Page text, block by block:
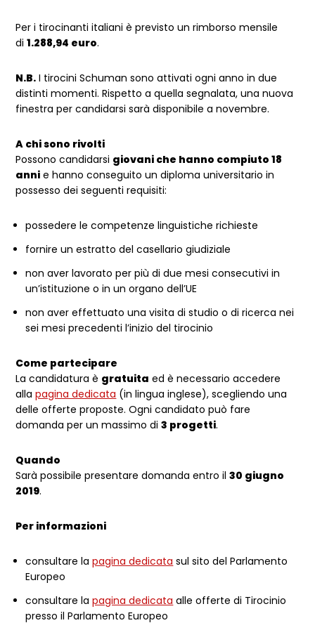
Per i tirocinanti italiani è previsto un rimborso mensile
di1.288,94 euro.
N.B. I tirocini Schuman sono attivati ogni anno in due
distinti momenti. Rispetto a quella segnalata, una nuova
finestra per candidarsi sarà disponibile a novembre.
A chi sono rivolti
Possono candidarsi giovani che hanno compiuto 18
anni e hanno conseguito un diploma universitario in
possesso dei seguenti requisiti:
possedere le competenze linguistiche richieste
fornire un estratto del casellario giudiziale
non aver lavorato per più di due mesi consecutivi in
un’istituzione o in un organo dell’UE
non aver effettuato una visita di studio o di ricerca nei
sei mesi precedenti l’inizio del tirocinio
Come partecipare
La candidatura è gratuita ed è necessario accedere
allapagina dedicata (in lingua inglese), scegliendo una
delle offerte proposte. Ogni candidato può fare
domanda per un massimo di3 progetti.
Quando
Sarà possibile presentare domanda entro il30 giugno
2019.
Per informazioni
consultare lapagina dedicata sul sito del Parlamento
Europeo
consultare lapagina dedicata alle offerte di Tirocinio
presso il Parlamento Europeo